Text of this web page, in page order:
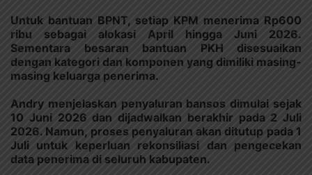
Untuk bantuan BPNT, setiap KPM menerima Rp600
ribu sebagai alokasi April hingga Juni 2026.
Sementara besaran bantuan PKH disesuaikan
dengan kategori dan komponen yang dimiliki masing-
masing keluarga penerima.
Andry menjelaskan penyaluran bansos dimulai sejak
10 Juni 2026 dan dijadwalkan berakhir pada 2 Juli
2026. Namun, proses penyaluran akan ditutup pada 1
Juli untuk keperluan rekonsiliasi dan pengecekan
data penerima di seluruh kabupaten.